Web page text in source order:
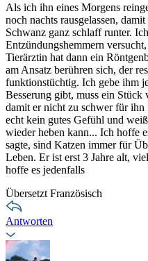
Als ich ihn eines Morgens
noch nachts rausgelassen,
Schwanz ganz schlaff runter.
Entzündungshemmern
Tierärztin hat dann ein
am Ansatz berühren sich, der
funktionstüchtig. Ich gebe ihm
Besserung gibt, muss ein
damit er nicht zu schwer für ihn
echt kein gutes Gefühl und
wieder heben kann... Ich hoffe
sagte, sind Katzen immer für
Leben. Er ist erst 3 Jahre alt,
hoffe es jedenfalls
Übersetzt Französisch
Antworten